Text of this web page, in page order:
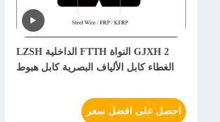
GJXH 2 النواة FTTH الداخلية LZSH
الغطاء كابل الألياف البصرية كابل هبوط
احصل على افضل سعر